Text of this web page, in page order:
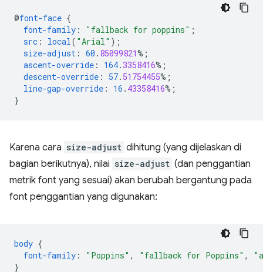
@font-face {
font-family : "fallback for poppins" ;
src : local ( "Arial" );
size-adjust : 60 . 85099821%;
ascent-override : 164. 3358416%;
descent-override : 57. 51754455%;
line-gap-override : 16 . 43358416%;
}
Karena cara size-adjust dihitung (yang dijelaskan di
bagian berikutnya), nilai size-adjust (dan penggantian
metrik font yang sesuai) akan berubah bergantung pada
font penggantian yang digunakan:
body {
font-family : "Poppins" , "fallback for Poppins" ,
}